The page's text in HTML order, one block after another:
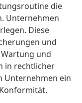
die
Unternehmen
Diese
und
und
in rechtlicher
Unternehmen ein